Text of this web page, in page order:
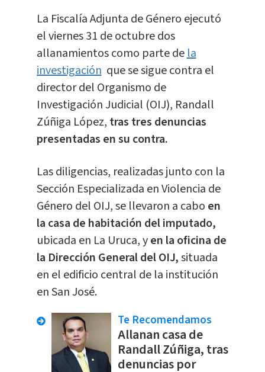
La Fiscalía Adjunta de Género ejecutó
el viernes 31 de octubre dos
allanamientos como parte dela
investigación que se sigue contra el
director del Organismo de
Investigación Judicial (OIJ), Randall
Zúñiga López, tras tres denuncias
presentadas en su contra.
Las diligencias, realizadas junto con la
Sección Especializada en Violencia de
Género del OIJ, se llevaron a cabo en
la casa de habitación del imputado,
ubicada en La Uruca, yen la oficina de
la Dirección General del OIJ,situada
en el edificio central de la institución
en San José.
Te Recomendamos
Allanan casa de
Randall Zúñiga, tras
denuncias por